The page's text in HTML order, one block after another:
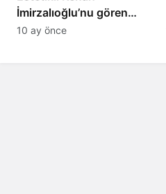
İmirzalıoğlu’nu gören
tanıyamıyor: Son hali
10 ay önce